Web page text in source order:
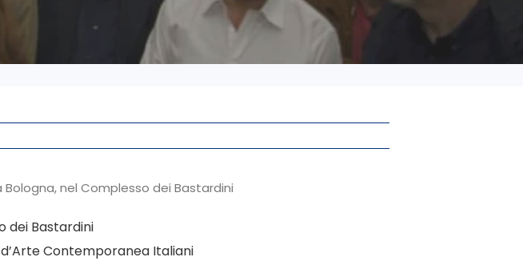
nel Complesso dei Bastardini
dei Bastardini
d’Arte Contemporanea Italiani